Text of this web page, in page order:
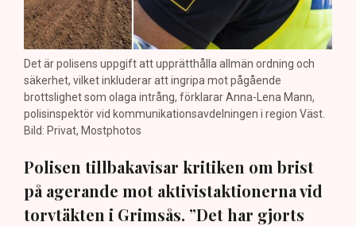
Det är polisens uppgift att upprätthålla allmän ordning och
säkerhet, vilket inkluderar att ingripa mot pågående
brottslighet som olaga intrång, förklarar Anna-Lena Mann,
polisinspektör vid kommunikationsavdelningen i region Väst.
Bild: Privat, Mostphotos
Polisen tillbakavisar kritiken om brist
på agerande mot aktivistaktionerna vid
torvtäkten i Grimsås. ”Det har gjorts